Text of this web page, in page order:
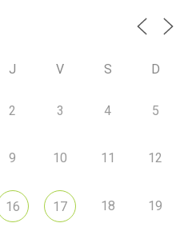
J V S D
2 3 4 5
9 10 11 12
16 17 18 19